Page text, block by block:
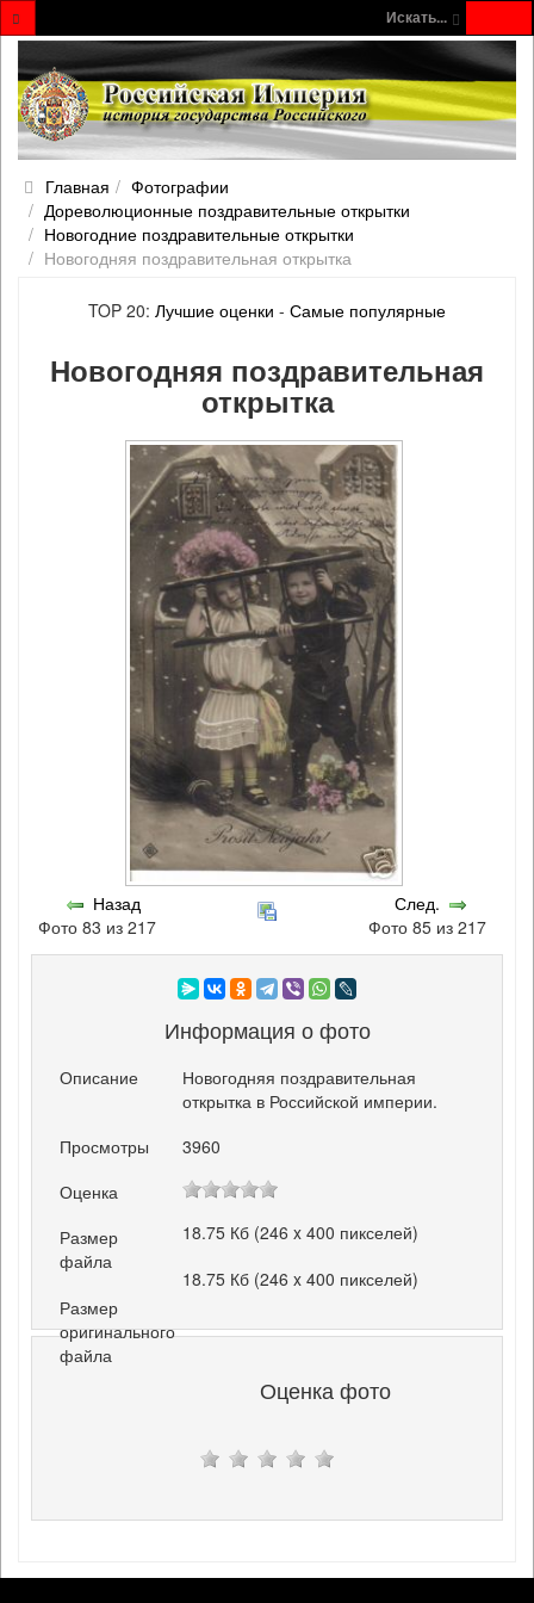
Искать...
Главная
Фотографии
Дореволюционные поздравительные открытки
Новогодние поздравительные открытки
Новогодняя поздравительная открытка
TOP 20: Лучшие оценки - Самые популярные
Новогодняя поздравительная
открытка
Назад
Фото 83 из 217
След.
Фото 85 из 217
Информация о фото
Описание
Новогодняя поздравительная
открытка в Российской империи.
Просмотры
3960
Оценка
Размер
файла
18.75 Кб (246 x 400 пикселей)
Размер
оригинального
файла
18.75 Кб (246 x 400 пикселей)
Оценка фото